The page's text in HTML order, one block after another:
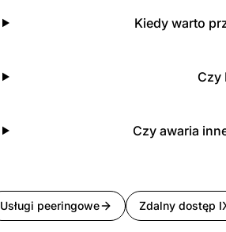
Kiedy warto
Czy
Czy awaria
Usługi peeringowe Zdalny dostęp